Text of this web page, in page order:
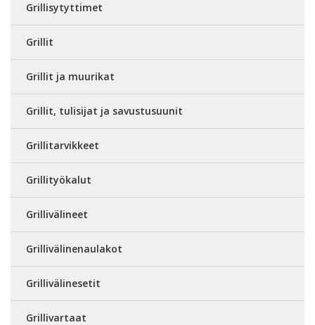
Grillisytyttimet
Grillit
Grillit ja muurikat
Grillit, tulisijat ja savustusuunit
Grillitarvikkeet
Grillityökalut
Grillivälineet
Grillivälinenaulakot
Grillivälinesetit
Grillivartaat